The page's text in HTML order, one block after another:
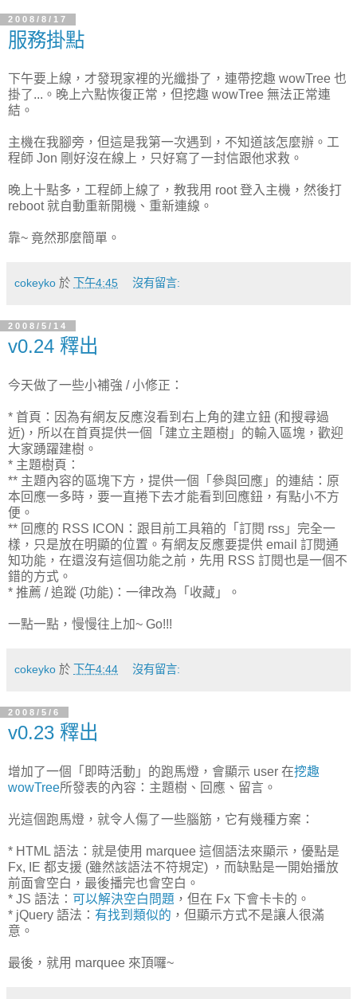
2008/8/17
服務掛點
下午要上線，才發現家裡的光纖掛了，連帶挖趣 wowTree 也
掛了...。晚上六點恢復正常，但挖趣 wowTree 無法正常連
結。
主機在我腳旁，但這是我第一次遇到，不知道該怎麼辦。工
程師 Jon 剛好沒在線上，只好寫了一封信跟他求救。
晚上十點多，工程師上線了，教我用 root 登入主機，然後打
reboot 就自動重新開機、重新連線。
靠~ 竟然那麼簡單。
cokeyko 於 下午4:45 沒有留言:
2008/5/14
v0.24 釋出
今天做了一些小補強 / 小修正：
* 首頁：因為有網友反應沒看到右上角的建立鈕 (和搜尋過
近)，所以在首頁提供一個「建立主題樹」的輸入區塊，歡迎
大家踴躍建樹。
* 主題樹頁：
** 主題內容的區塊下方，提供一個「參與回應」的連結：原
本回應一多時，要一直捲下去才能看到回應鈕，有點小不方
便。
** 回應的 RSS ICON：跟目前工具箱的「訂閱 rss」完全一
樣，只是放在明顯的位置。有網友反應要提供 email 訂閱通
知功能，在還沒有這個功能之前，先用 RSS 訂閱也是一個不
錯的方式。
* 推薦 / 追蹤 (功能)：一律改為「收藏」。
一點一點，慢慢往上加~ Go!!!
cokeyko 於 下午4:44 沒有留言:
2008/5/6
v0.23 釋出
增加了一個「即時活動」的跑馬燈，會顯示 user 在挖趣
wowTree所發表的內容：主題樹、回應、留言。
光這個跑馬燈，就令人傷了一些腦筋，它有幾種方案：
* HTML 語法：就是使用 marquee 這個語法來顯示，優點是
Fx, IE 都支援 (雖然該語法不符規定) ，而缺點是一開始播放
前面會空白，最後播完也會空白。
* JS 語法： 可以解決空白問題 ，但在 Fx 下會卡卡的。
* jQuery 語法： 有找到類似的 ，但顯示方式不是讓人很滿
意。
最後，就用 marquee 來頂囉~